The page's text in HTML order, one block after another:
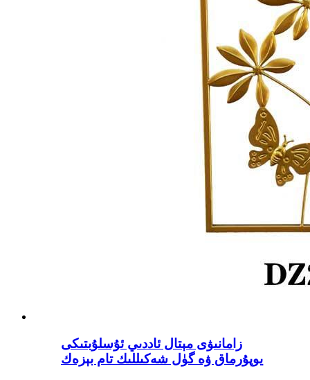
زامانىۋى مېتال ئاددىي ئۇسلۇبتىكى
يوپۇرماق ۋە گۈل شەكىللىك تام بېزەك